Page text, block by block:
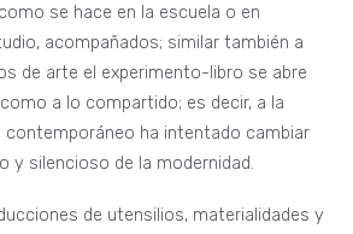
se hace en la escuela o en
acompañados; similar también a
de arte el experimento-libro se abre
a lo compartido; es decir, a la
contemporáneo ha intentado cambiar
y silencioso de la modernidad.
de utensilios, materialidades y